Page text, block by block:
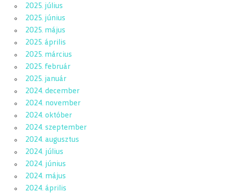
2025. július
2025. június
2025. május
2025. április
2025. március
2025. február
2025. január
2024. december
2024. november
2024. október
2024. szeptember
2024. augusztus
2024. július
2024. június
2024. május
2024. április